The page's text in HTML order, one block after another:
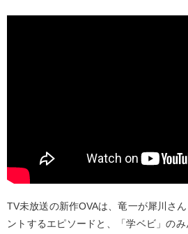
TV未放送の新作OVAは、竜一が犀川さ
ントするエピソードと、「学ベビ」の